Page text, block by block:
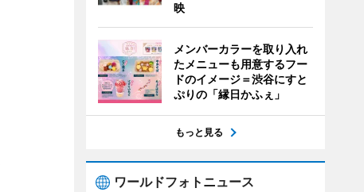
映
メンバーカラーを取り入れ
たメニューも用意するフー
ドのイメージ＝渋谷にすと
ぷりの「縁日かふぇ」
もっと見る
ワールドフォトニュース